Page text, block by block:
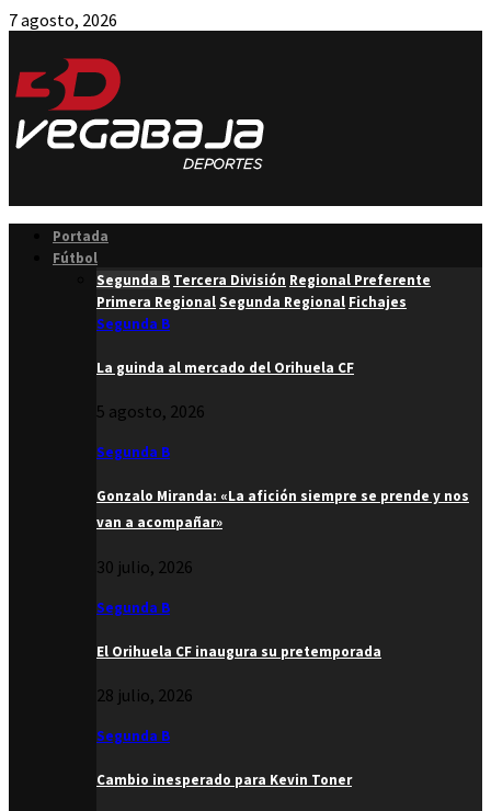
7 agosto, 2026
Portada
Fútbol
Segunda B Tercera División Regional Preferente
Primera RegionalSegunda Regional Fichajes
Segunda B
La guinda al mercado del Orihuela CF
5 agosto, 2026
Segunda B
Gonzalo Miranda: «La afición siempre se prende y nos
van a acompañar»
30 julio, 2026
Segunda B
El Orihuela CF inaugura su pretemporada
28 julio, 2026
Segunda B
Cambio inesperado para Kevin Toner